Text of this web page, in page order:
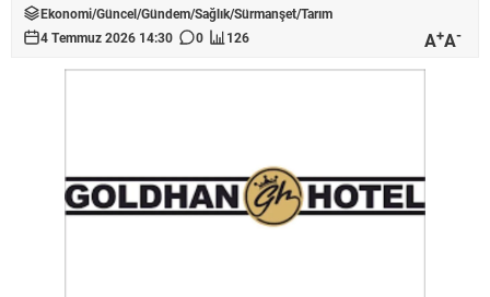
Ekonomi/Güncel/Gündem/Sağlık/Sürmanşet/Tarım
4 Temmuz 2026 14:30
0 126 A+A-